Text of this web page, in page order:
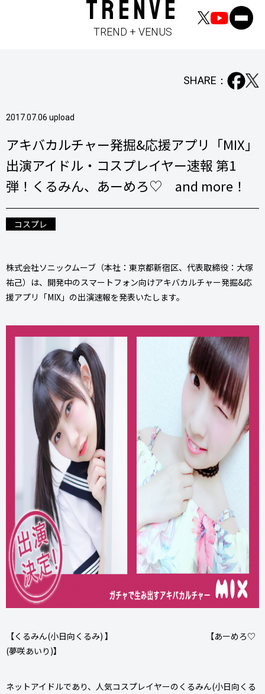
TRENVE
TREND + VENUS
2017.07.06 upload
SHARE：
アキバカルチャー発掘&応援アプリ「MIX」
出演アイドル・コスプレイヤー速報 第1
弾！くるみん、あーめろ♡ and more！
コスプレ
株式会社ソニックムーブ（本社：東京都新宿区、代表取締役：大塚
祐己）は、開発中のスマートフォン向けアキバカルチャー発掘&応
援アプリ「MIX」の出演速報を発表いたします。
【くるみん(小日向くるみ) 】 【あーめろ♡
(夢咲あいり)】
ネットアイドルであり、人気コスプレイヤーのくるみん(小日向くる